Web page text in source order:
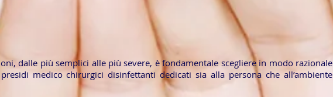
dalle più semplici alle più severe, è fondamentale scegliere in modo razionale
medico chirurgici disinfettanti dedicati sia alla persona che all’ambiente